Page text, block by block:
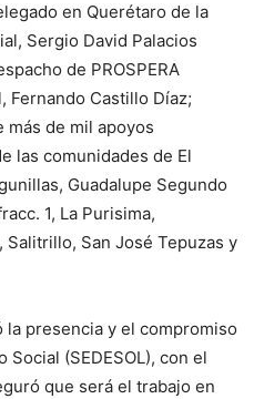
en Querétaro de la
Sergio David Palacios
de PROSPERA
Fernando Castillo Díaz;
más de mil apoyos
las comunidades de El
Guadalupe Segundo
1, La Purisima,
Salitrillo, San José Tepuzas y
la presencia y el compromiso
(SEDESOL), con el
que será el trabajo en